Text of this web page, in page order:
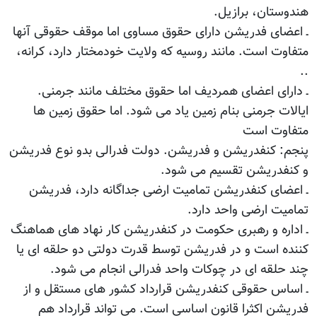
هندوستان، برازیل.
ـ اعضای فدریشن دارای حقوق مساوی اما موقف حقوقی آنها
متفاوت است. مانند روسیه که ولایت خودمختار دارد، کرانه،
..
ـ دارای اعضای همردیف اما حقوق مختلف مانند جرمنی.
ایالات جرمنی بنام زمین یاد می شود. اما حقوق زمین ها
متفاوت است
پنجم: کنفدریشن و فدریشن. دولت فدرالی بدو نوع فدریشن
و کنفدریشن تقسیم می شود.
ـ اعضای کنفدریشن تمامیت ارضی جداگانه دارد، فدریشن
تمامیت ارضی واحد دارد.
ـ اداره و رهبری حکومت در کنفدریشن کار نهاد های هماهنگ
کننده است و در فدریشن توسط قدرت دولتی دو حلقه ای یا
چند حلقه ای در چوکات واحد فدرالی انجام می شود.
ـ اساس حقوقی کنفدریشن قرارداد کشور های مستقل و از
فدریشن اکثرا قانون اساسی است. می تواند قرارداد هم